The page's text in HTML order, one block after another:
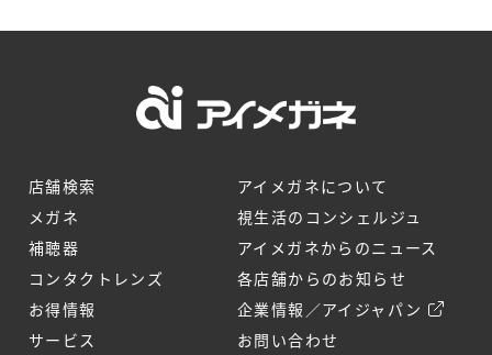
店舗検索
メガネ
補聴器
コンタクトレンズ
お得情報
サービス
アイメガネについて
視生活のコンシェルジュ
アイメガネからのニュース
各店舗からのお知らせ
企業情報／アイジャパン
お問い合わせ